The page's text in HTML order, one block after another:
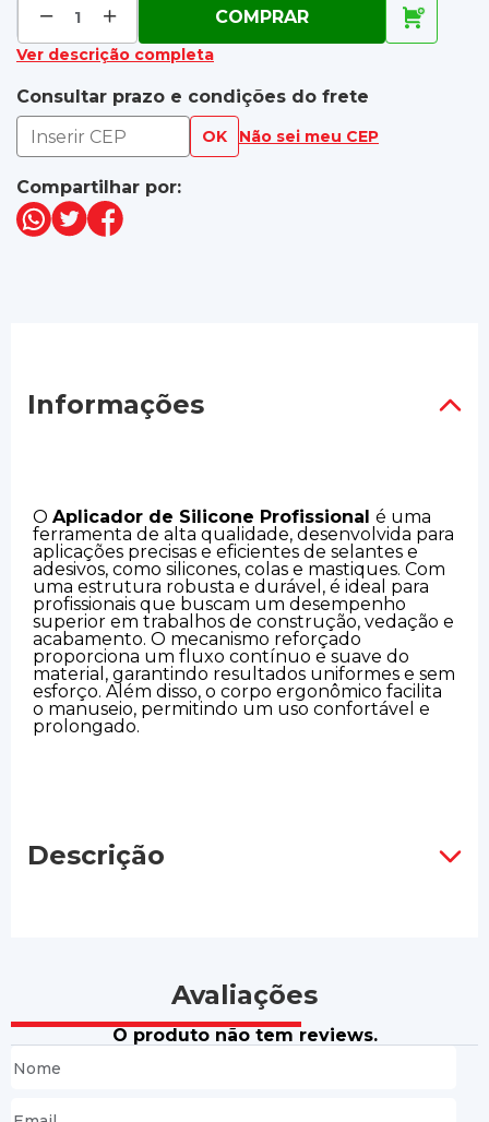
COMPRAR
Ver descrição completa
Consultar prazo e condições do frete
OK Não sei meu CEP
Compartilhar por:
Informações
O Aplicador de Silicone Profissional é uma
ferramenta de alta qualidade, desenvolvida para
aplicações precisas e eficientes de selantes e
adesivos, como silicones, colas e mastiques. Com
uma estrutura robusta e durável, é ideal para
profissionais que buscam um desempenho
superior em trabalhos de construção, vedação e
acabamento. O mecanismo reforçado
proporciona um fluxo contínuo e suave do
material, garantindo resultados uniformes e sem
esforço. Além disso, o corpo ergonômico facilita
o manuseio, permitindo um uso confortável e
prolongado.
Descrição
Avaliações
O produto não tem reviews.